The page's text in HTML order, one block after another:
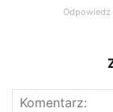
Odpowiedz